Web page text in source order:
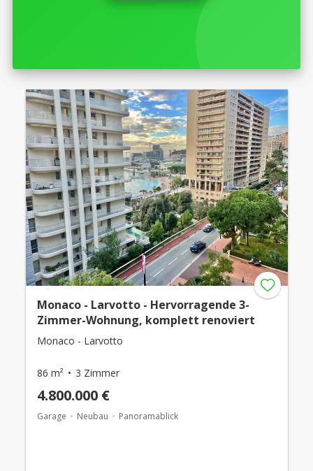
Monaco - Larvotto - Hervorragende 3-
Zimmer-Wohnung, komplett renoviert
Monaco - Larvotto
86 m² 3 Zimmer
4.800.000 €
Garage Neubau Panoramablick